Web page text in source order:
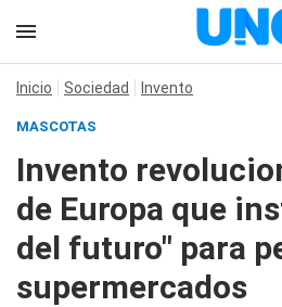
Inicio Sociedad Invento
MASCOTAS
Invento
de Europa que
del futuro" para
supermercados